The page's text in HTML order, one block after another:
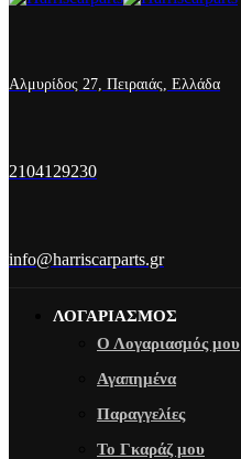
Αλμυρίδος 27, Πειραιάς, Ελλάδα
2104129230
info@harriscarparts.gr
ΛΟΓΑΡΙΑΣΜΟΣ
Ο Λογαριασμός μου
Αγαπημένα
Παραγγελίες
Το Γκαράζ μου